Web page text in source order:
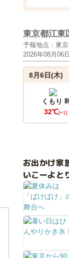
東京都江東
予報地点：東
2026年08月06
8月6日(木)
くもり
32℃[+1]
お出かけ家
いこーよと